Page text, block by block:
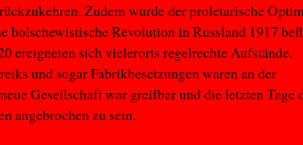
Zudem wurde der proletarische
bolschewistische Revolution in Russland 1917
ereigneten sich vielerorts regelrechte Aufstände.
und sogar Fabrikbesetzungen waren an der
Gesellschaft war greifbar und die letzten Tage
angebrochen zu sein.